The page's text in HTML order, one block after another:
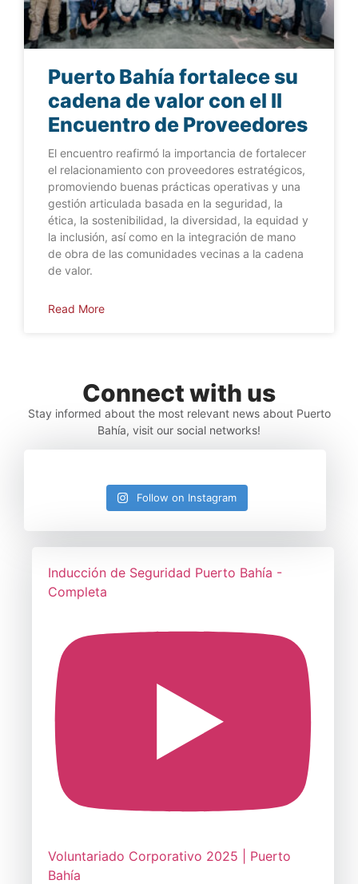
Puerto Bahía fortalece su
cadena de valor con el II
Encuentro de Proveedores
El encuentro reafirmó la importancia de fortalecer
el relacionamiento con proveedores estratégicos,
promoviendo buenas prácticas operativas y una
gestión articulada basada en la seguridad, la
ética, la sostenibilidad, la diversidad, la equidad y
la inclusión, así como en la integración de mano
de obra de las comunidades vecinas a la cadena
de valor.
Read More
Connect with us
Stay informed about the most relevant news about Puerto
Bahía, visit our social networks!
Follow on Instagram
Inducción de Seguridad Puerto Bahía -
Completa
Voluntariado Corporativo 2025 | Puerto
Bahía